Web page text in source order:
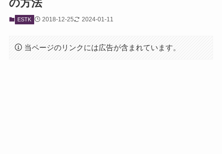
の方法
ESTK 2018-12-25 2024-01-11
当ページのリンクには広告が含まれています。